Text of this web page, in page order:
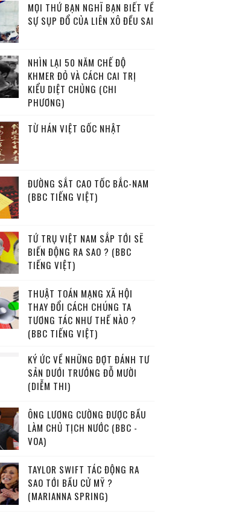
MỌI THỨ BẠN NGHĨ BẠN BIẾT VỀ
SỰ SỤP ĐỔ CỦA LIÊN XÔ ĐỀU SAI
NHÌN LẠI 50 NĂM CHẾ ĐỘ
KHMER ĐỎ VÀ CÁCH CAI TRỊ
KIỂU DIỆT CHỦNG (CHI
PHƯƠNG)
TỪ HÁN VIỆT GỐC NHẬT
ĐƯỜNG SẮT CAO TỐC BẮC-NAM
(BBC TIẾNG VIỆT)
TỨ TRỤ VIỆT NAM SẮP TỚI SẼ
BIẾN ĐỘNG RA SAO ? (BBC
TIẾNG VIỆT)
THUẬT TOÁN MẠNG XÃ HỘI
THAY ĐỔI CÁCH CHÚNG TA
TƯƠNG TÁC NHƯ THẾ NÀO ?
(BBC TIẾNG VIỆT)
KÝ ỨC VỀ NHỮNG ĐỢT ĐÁNH TƯ
SẢN DƯỚI TRƯỚNG ĐỖ MƯỜI
(DIỄM THI)
ÔNG LƯƠNG CƯỜNG ĐƯỢC BẦU
LÀM CHỦ TỊCH NƯỚC (BBC -
VOA)
TAYLOR SWIFT TÁC ĐỘNG RA
SAO TỚI BẦU CỬ MỸ ?
(MARIANNA SPRING)